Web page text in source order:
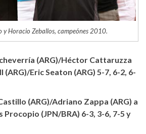
y Horacio Zeballos, campeónes 2010.
(ARG)/Héctor Cattaruzza
(ARG)/Eric Seaton (ARG) 5-7, 6-2, 6-
(ARG)/Adriano Zappa (ARG) a
(JPN/BRA) 6-3, 3-6, 7-5 y